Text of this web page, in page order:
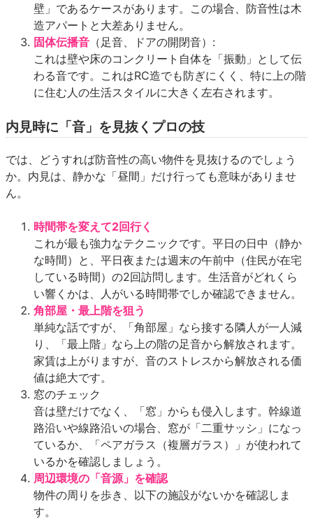
壁」であるケースがあります。この場合、防音性は木
造アパートと大差ありません。
固体伝播音 （足音、ドアの開閉音）:
これは壁や床のコンクリート自体を「振動」として伝
わる音です。これはRC造でも防ぎにくく、特に上の階
に住む人の生活スタイルに大きく左右されます。
内見時に「音」を見抜くプロの技
では、どうすれば防音性の高い物件を見抜けるのでしょう
か。内見は、静かな「昼間」だけ行っても意味がありませ
ん。
時間帯を変えて2回行く
これが最も強力なテクニックです。平日の日中（静か
な時間）と、平日夜または週末の午前中（住民が在宅
している時間）の2回訪問します。生活音がどれくら
い響くかは、人がいる時間帯でしか確認できません。
角部屋・最上階を狙う
単純な話ですが、「角部屋」なら接する隣人が一人減
り、「最上階」なら上の階の足音から解放されます。
家賃は上がりますが、音のストレスから解放される価
値は絶大です。
窓のチェック
音は壁だけでなく、「窓」からも侵入します。幹線道
路沿いや線路沿いの場合、窓が「二重サッシ」になっ
ているか、「ペアガラス（複層ガラス）」が使われて
いるかを確認しましょう。
周辺環境の「音源」を確認
物件の周りを歩き、以下の施設がないかを確認しま
す。